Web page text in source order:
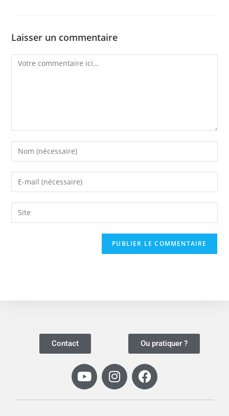
Laisser un commentaire
Contact Ou pratiquer ?